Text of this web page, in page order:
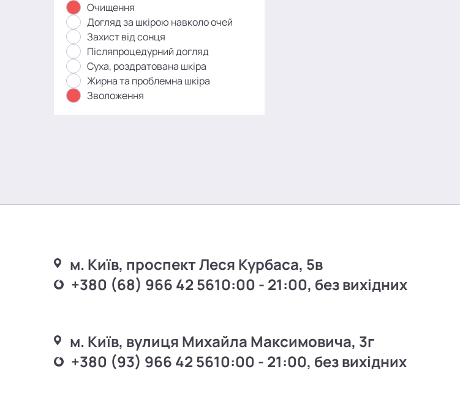
Очищення
Догляд за шкірою навколо очей
Захист від сонця
Післяпроцедурний догляд
Суха, роздратована шкіра
Жирна та проблемна шкіра
Зволоження
м. Київ, проспект Леся Курбаса, 5в
+380 (68) 966 42 5610:00 - 21:00, без вихідних
м. Київ, вулиця Михайла Максимовича, 3г
+380 (93) 966 42 5610:00 - 21:00, без вихідних